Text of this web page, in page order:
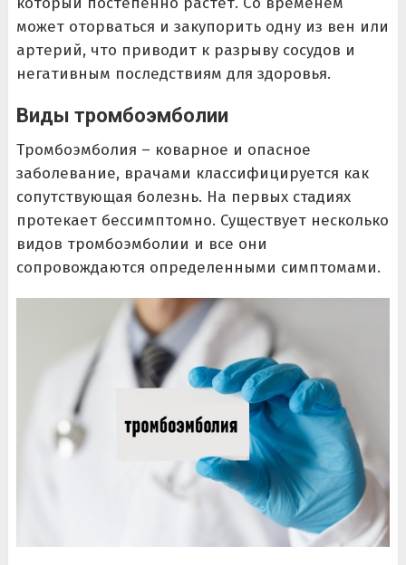
может оторваться и закупорить одну из вен или
артерий, что приводит к разрыву сосудов и
негативным последствиям для здоровья.
Виды тромбоэмболии
Тромбоэмболия – коварное и опасное
заболевание, врачами классифицируется как
сопутствующая болезнь. На первых стадиях
протекает бессимптомно. Существует несколько
видов тромбоэмболии и все они
сопровождаются определенными симптомами.